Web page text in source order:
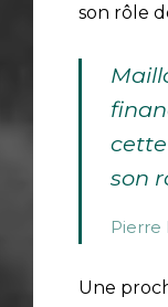
son rôle
son
Pierre
Une